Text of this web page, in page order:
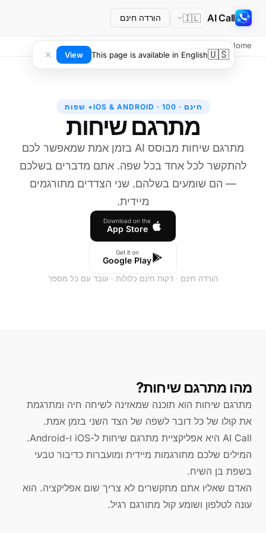
AI Call
🇮🇱 הורדה חינם
Home
חינם · IOS & ANDROID · 100+ שפות
מתרגם שיחות
מתרגם שיחות מבוסס AI בזמן אמת שמאפשר לכם
להתקשר לכל אחד בכל שפה. אתם מדברים בשלכם
— הם שומעים בשלהם. שני הצדדים מתורגמים
מיידית.
Download on the
App Store
Get it on
Google Play
הורדה חינם · דקות חינם כלולות · עובד עם כל מספר
מהו מתרגם שיחות?
מתרגם שיחות הוא תוכנה שמאזינה לשיחה חיה ומתרגמת
את קולו של כל דובר לשפה של הצד השני בזמן אמת.
AI Call היא אפליקציית מתרגם שיחות ל-iOS ו-Android.
המילים שלכם מתורגמות מיידית ומועברות כדיבור טבעי
בשפת בן השיח.
האדם שאליו אתם מתקשרים לא צריך שום אפליקציה. הוא
עונה לטלפון ושומע קול מתורגם רגיל.
🇺🇸
This page is available in English
View